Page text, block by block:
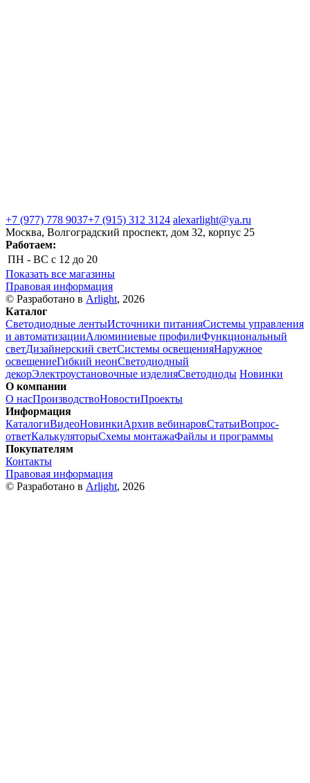
+7 (977) 778 9037+7 (915) 312 3124 alexarlight@ya.ru
Москва, Волгоградский проспект, дом 32, корпус 25
Работаем:
ПН - ВС с 12 до 20
Показать все магазины
Правовая информация
© Разработано в Arlight, 2026
Каталог
Светодиодные лентыИсточники питанияСистемы управления
и автоматизацииАлюминиевые профилиФункциональный
светДизайнерский светСистемы освещенияНаружное
освещениеГибкий неонСветодиодный
декорЭлектроустановочные изделияСветодиоды Новинки
О компании
О насПроизводствоНовостиПроекты
Информация
КаталогиВидеоНовинкиАрхив вебинаровСтатьиВопрос-
ответКалькуляторыСхемы монтажаФайлы и программы
Покупателям
Контакты
Правовая информация
© Разработано в Arlight, 2026